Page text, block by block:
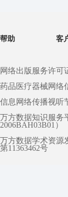
帮助 客
网络出版服务许可
药品医疗器械网络
信息网络传播视听
万方数据知识服务
2006BAH03B01）
万方数据学术资源
第11363462号